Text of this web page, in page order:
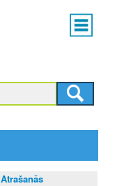
Main
menu
Atrašanās